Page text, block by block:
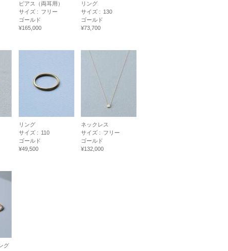
ピアス（両耳用）
サイズ : フリー
ゴールド
¥165,000
リング
サイズ : 130
ゴールド
¥73,700
リング
サイズ : 110
ゴールド
¥49,500
ネックレス
サイズ : フリー
ゴールド
¥132,000
グ